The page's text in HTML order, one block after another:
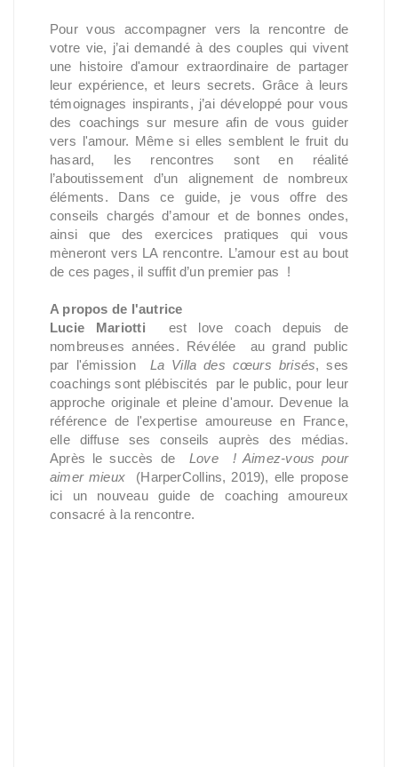
Pour vous accompagner vers la rencontre de
votre vie, j’ai demandé à des couples qui vivent
une histoire d'amour extraordinaire de partager
leur expérience, et leurs secrets. Grâce à leurs
témoignages inspirants, j’ai développé pour vous
des coachings sur mesure afin de vous guider
vers l'amour. Même si elles semblent le fruit du
hasard, les rencontres sont en réalité
l’aboutissement d’un alignement de nombreux
éléments. Dans ce guide, je vous offre des
conseils chargés d’amour et de bonnes ondes,
ainsi que des exercices pratiques qui vous
mèneront vers LA rencontre. L’amour est au bout
de ces pages, il suffit d’un premier pas !
A propos de l'autrice
Lucie Mariotti est love coach depuis de
nombreuses années. Révélée au grand public
par l'émission La Villa des cœurs brisés, ses
coachings sont plébiscités par le public, pour leur
approche originale et pleine d'amour. Devenue la
référence de l'expertise amoureuse en France,
elle diffuse ses conseils auprès des médias.
Après le succès deLove ! Aimez-vous pour
aimer mieux (HarperCollins, 2019), elle propose
ici un nouveau guide de coaching amoureux
consacré à la rencontre.